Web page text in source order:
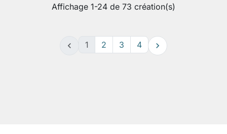
Affichage 1-24 de 73 création(s)
 1 2 3 4 